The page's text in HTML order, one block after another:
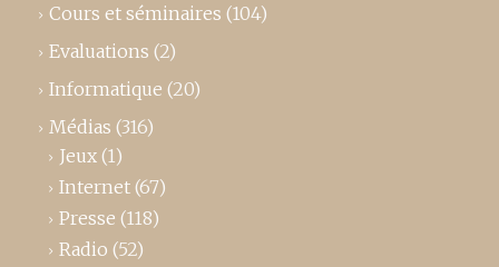
Cours et séminaires (104)
Evaluations (2)
Informatique (20)
Médias (316)
Jeux (1)
Internet (67)
Presse (118)
Radio (52)